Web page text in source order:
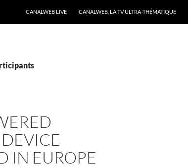
CANALWEB LIVE CANALWEB, LA TV ULTRA-THÉMATIQUE
IN EUROPE